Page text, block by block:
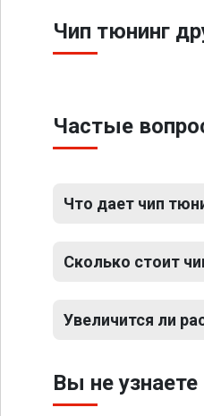
Чип тюнинг
Частые
Что дает чип
Сколько стоит
Увеличится ли
Вы не